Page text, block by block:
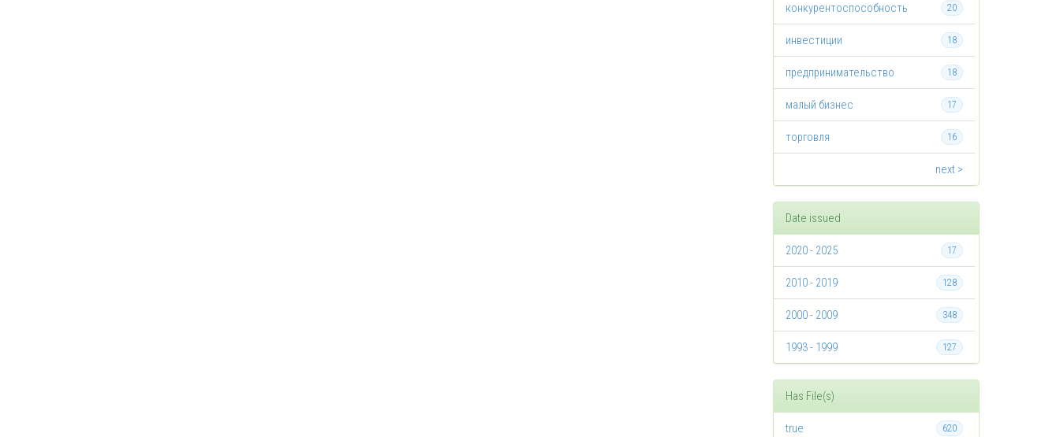
20
конкурентоспособность
18
инвестиции
18
предпринимательство
17
малый бизнес
16
торговля
next >
Date issued
17
2020 - 2025
128
2010 - 2019
348
2000 - 2009
127
1993 - 1999
Has File(s)
620
true